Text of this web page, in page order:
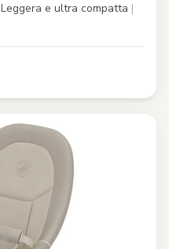
Leggera e ultra compatta |